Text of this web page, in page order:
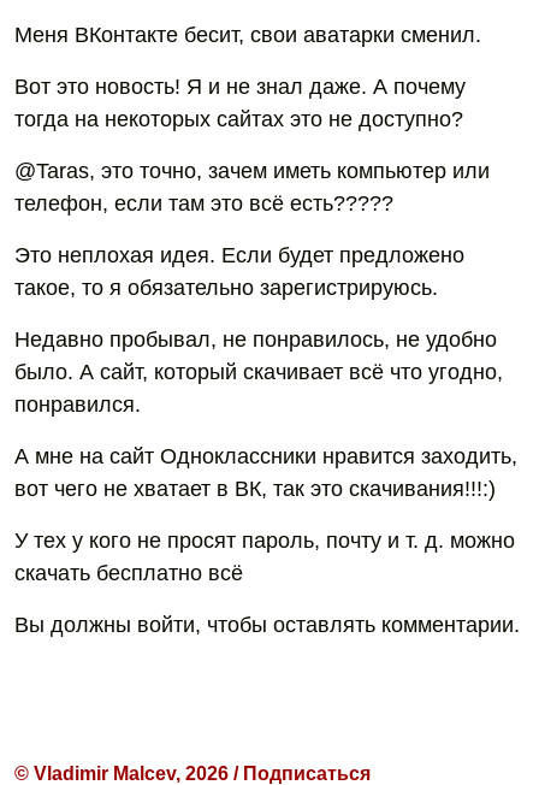
Меня ВКонтакте бесит, свои аватарки сменил.
Вот это новость! Я и не знал даже. А почему
тогда на некоторых сайтах это не доступно?
@Taras, это точно, зачем иметь компьютер или
телефон, если там это всё есть?????
Это неплохая идея. Если будет предложено
такое, то я обязательно зарегистрируюсь.
Недавно пробывал, не понравилось, не удобно
было. А сайт, который скачивает всё что угодно,
понравился.
А мне на сайт Одноклассники нравится заходить,
вот чего не хватает в ВК, так это скачивания!!!:)
У тех у кого не просят пароль, почту и т. д. можно
скачать бесплатно всё
Вы должны войти, чтобы оставлять комментарии.
© Vladimir Malcev, 2026 / Подписаться